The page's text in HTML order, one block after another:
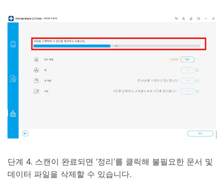
단계 4. 스캔이 완료되면 ‘정리’를 클릭해 불필요한 문서 및
데이터 파일을 삭제할 수 있습니다.